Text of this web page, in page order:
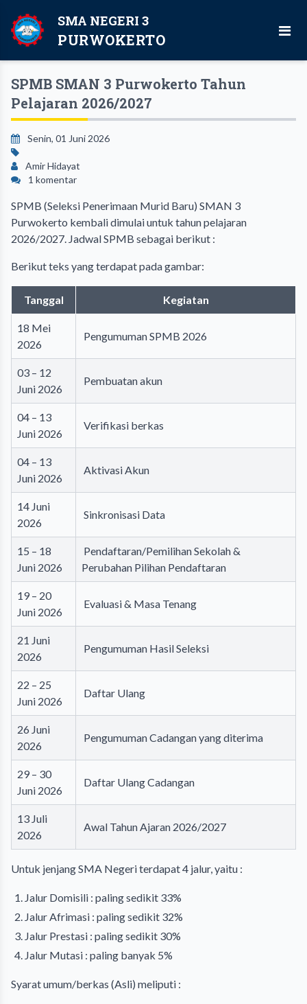
SMA NEGERI 3
PURWOKERTO
SPMB SMAN 3 Purwokerto Tahun
Pelajaran 2026/2027
Senin, 01 Juni 2026
Amir Hidayat
1 komentar
SPMB (Seleksi Penerimaan Murid Baru) SMAN 3
Purwokerto kembali dimulai untuk tahun pelajaran
2026/2027. Jadwal SPMB sebagai berikut :
Berikut teks yang terdapat pada gambar:
Tanggal Kegiatan
18 Mei
2026
Pengumuman SPMB 2026
03 – 12
Juni 2026
Pembuatan akun
04 – 13
Juni 2026
Verifikasi berkas
04 – 13
Juni 2026
Aktivasi Akun
14 Juni
2026
Sinkronisasi Data
15 – 18
Juni 2026
Pendaftaran/Pemilihan Sekolah &
Perubahan Pilihan Pendaftaran
19 – 20
Juni 2026
Evaluasi & Masa Tenang
21 Juni
2026
Pengumuman Hasil Seleksi
22 – 25
Juni 2026
Daftar Ulang
26 Juni
2026
Pengumuman Cadangan yang diterima
29 – 30
Juni 2026
Daftar Ulang Cadangan
13 Juli
2026
Awal Tahun Ajaran 2026/2027
Untuk jenjang SMA Negeri terdapat 4 jalur, yaitu :
Jalur Domisili : paling sedikit 33%
Jalur Afrimasi : paling sedikit 32%
Jalur Prestasi : paling sedikit 30%
Jalur Mutasi : paling banyak 5%
Syarat umum/berkas (Asli) meliputi :